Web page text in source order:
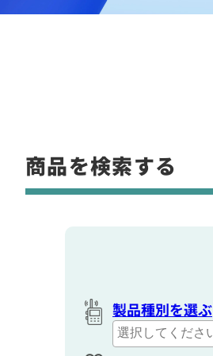
商品を検索する
製品種別を選ぶ